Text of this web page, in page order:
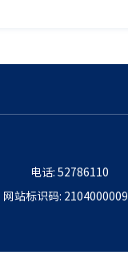
电话: 52786110
网站标识码: 2104000009